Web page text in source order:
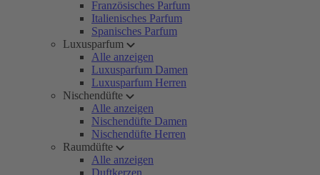
Französisches Parfum
Italienisches Parfum
Spanisches Parfum
Luxusparfum
Alle anzeigen
Luxusparfum Damen
Luxusparfum Herren
Nischendüfte
Alle anzeigen
Nischendüfte Damen
Nischendüfte Herren
Raumdüfte
Alle anzeigen
Duftkerzen